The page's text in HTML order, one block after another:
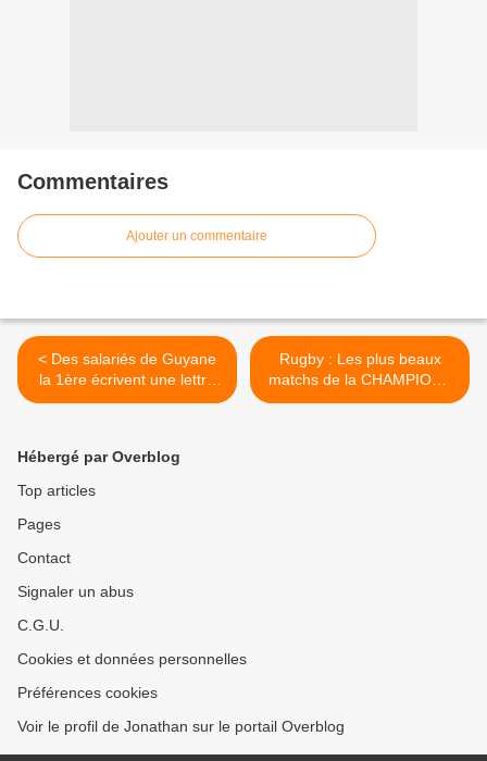
Commentaires
Ajouter un commentaire
< Des salariés de Guyane
la 1ère écrivent une lettre
ouverte à l’attention de la
Rugby : Les plus beaux
matchs de la CHAMPIONS
CUP sont à suivre en direct
Hébergé par Overblog
Top articles
Pages
Contact
Signaler un abus
C.G.U.
Cookies et données personnelles
Préférences cookies
Voir le profil de Jonathan sur le portail Overblog